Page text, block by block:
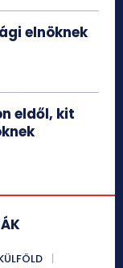
elnöknek
eldől, kit